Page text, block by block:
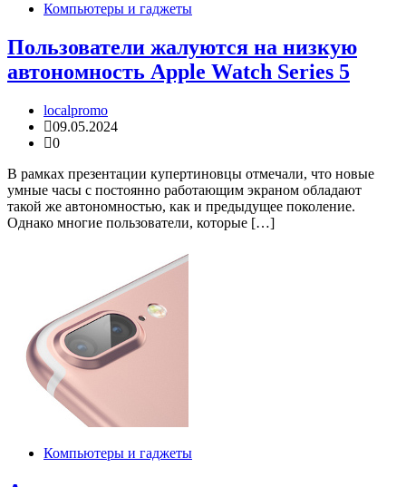
Компьютеры и гаджеты
Пользователи жалуются на низкую
автономность Apple Watch Series 5
localpromo
09.05.2024
0
В рамках презентации купертиновцы отмечали, что новые
умные часы с постоянно работающим экраном обладают
такой же автономностью, как и предыдущее поколение.
Однако многие пользователи, которые […]
Компьютеры и гаджеты